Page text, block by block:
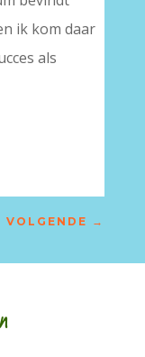
ik kom daar
als
VOLGENDE →